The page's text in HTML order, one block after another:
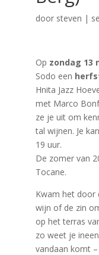
door steven |
Op zondag 13
Sodo een
Hnita Jazz
met Marco
ze je uit om
tal wijnen. Je
19 uur.
De zomer van
Tocane.
Kwam het door
wijn of de zin
op het terras
zo weet je
vandaan komt